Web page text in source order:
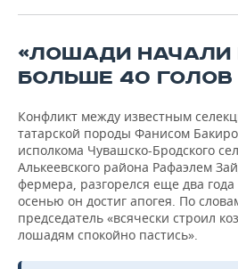
КИБЕРСПОРТ
ФИГУРНОЕ КАТАНИЕ
ВОДНЫЕ ВИДЫ СПОРТА
ХОККЕЙ С МЯЧОМ
КУЛЬТУРА
МЕДИЦИНА
ОБРАЗОВАНИЕ
ПРОИСШЕСТВИЯ
СПИСОК КОМПАНИЙ
«ЛОШАДИ НАЧАЛИ
БОЛЬШЕ 40 ГОЛОВ
Конфликт между известным
татарской породы Фанисом
исполкома Чувашско-Бродского
Алькеевского района Рафаэлем
фермера, разгорелся еще два
осенью он достиг апогея. По
председатель «всячески строил
лошадям спокойно пастись».